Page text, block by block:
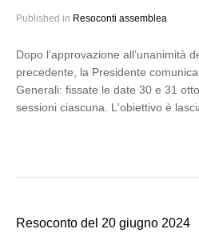
Published in Resoconti assemblea
Dopo l’approvazione all’unanimità
precedente, la Presidente
Generali: fissate le date 30 e 31
sessioni ciascuna. L'obiettivo è
Resoconto del 20 giugno 2024